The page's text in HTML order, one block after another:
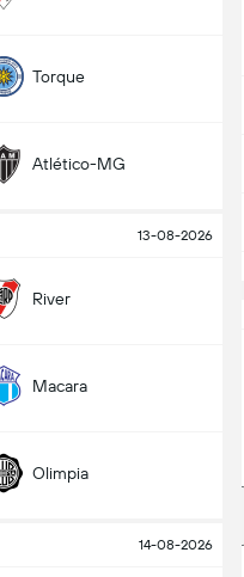
Torque
Atlético-MG
13-08-2026
River
Macara
Olimpia
14-08-2026